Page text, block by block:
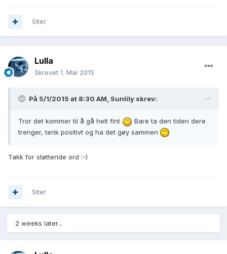
Siter
Lulla
Skrevet 1. Mai 2015
På 5/1/2015 at 8:30 AM, Sunlily skrev:
Tror det kommer til å gå helt fint
Bare ta den tiden dere
trenger, tenk positivt og ha det gøy sammen
Takk for støttende ord :-)
Siter
2 weeks later...